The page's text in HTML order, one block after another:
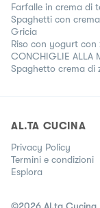
Farfalle in crema di
Spaghetti con
Gricia
Riso con yogurt con
CONCHIGLIE ALLA
Spaghetto crema di
AL.TA CUCINA
Privacy Policy
Termini e condizioni
Esplora
©2026 Al.ta Cucina